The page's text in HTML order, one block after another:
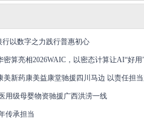
行以数字之力践行普惠初心
算亮相2026WAIC，以密态计算让AI“好用
新药康美益康堂驰援四川马边 以责任担
用级母婴物资驰援广西洪涝一线
传承担当